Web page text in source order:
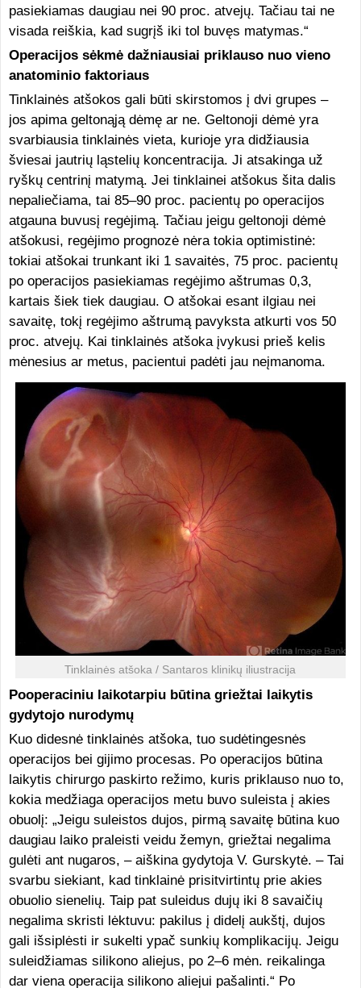
pasiekiamas daugiau nei 90 proc. atvejų. Tačiau tai ne
visada reiškia, kad sugrįš iki tol buvęs matymas.“
Operacijos sėkmė dažniausiai priklauso nuo vieno
anatominio faktoriaus
Tinklainės atšokos gali būti skirstomos į dvi grupes –
jos apima geltonąją dėmę ar ne. Geltonoji dėmė yra
svarbiausia tinklainės vieta, kurioje yra didžiausia
šviesai jautrių ląstelių koncentracija. Ji atsakinga už
ryškų centrinį matymą. Jei tinklainei atšokus šita dalis
nepaliečiama, tai 85–90 proc. pacientų po operacijos
atgauna buvusį regėjimą. Tačiau jeigu geltonoji dėmė
atšokusi, regėjimo prognozė nėra tokia optimistinė:
tokiai atšokai trunkant iki 1 savaitės, 75 proc. pacientų
po operacijos pasiekiamas regėjimo aštrumas 0,3,
kartais šiek tiek daugiau. O atšokai esant ilgiau nei
savaitę, tokį regėjimo aštrumą pavyksta atkurti vos 50
proc. atvejų. Kai tinklainės atšoka įvykusi prieš kelis
mėnesius ar metus, pacientui padėti jau neįmanoma.
Tinklainės atšoka / Santaros klinikų iliustracija
Pooperaciniu laikotarpiu būtina griežtai laikytis
gydytojo nurodymų
Kuo didesnė tinklainės atšoka, tuo sudėtingesnės
operacijos bei gijimo procesas. Po operacijos būtina
laikytis chirurgo paskirto režimo, kuris priklauso nuo to,
kokia medžiaga operacijos metu buvo suleista į akies
obuolį: „Jeigu suleistos dujos, pirmą savaitę būtina kuo
daugiau laiko praleisti veidu žemyn, griežtai negalima
gulėti ant nugaros, – aiškina gydytoja V. Gurskytė. – Tai
svarbu siekiant, kad tinklainė prisitvirtintų prie akies
obuolio sienelių. Taip pat suleidus dujų iki 8 savaičių
negalima skristi lėktuvu: pakilus į didelį aukštį, dujos
gali išsiplėsti ir sukelti ypač sunkių komplikacijų. Jeigu
suleidžiamas silikono aliejus, po 2–6 mėn. reikalinga
dar viena operacija silikono aliejui pašalinti.“ Po